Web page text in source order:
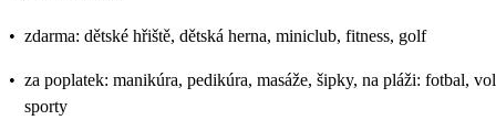
• zdarma: dětské hřiště, dětská herna, miniclub, fitness, golf
• za poplatek: manikúra, pedikúra, masáže, šipky, na pláži: fotbal,
sporty